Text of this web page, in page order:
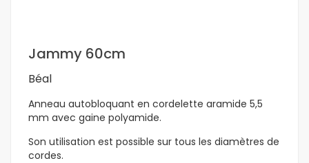
Jammy 60cm
Béal
Anneau autobloquant en cordelette aramide 5,5
mm avec gaine polyamide.
Son utilisation est possible sur tous les diamètres de
cordes.